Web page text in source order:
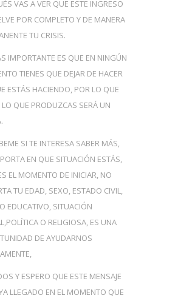
VAS A VER QUE ESTE INGRESO
POR COMPLETO Y DE MANERA
TU CRISIS.
IMPORTANTE ES QUE EN NINGÚN
TIENES QUE DEJAR DE HACER
ESTÁS HACIENDO, POR LO QUE
QUE PRODUZCAS SERÁ UN
SI TE INTERESA SABER MÁS,
EN QUE SITUACIÓN ESTÁS,
EL MOMENTO DE INICIAR, NO
TU EDAD, SEXO, ESTADO CIVIL,
EDUCATIVO, SITUACIÓN
O RELIGIOSA, ES UNA
DE AYUDARNOS
Y ESPERO QUE ESTE MENSAJE
LLEGADO EN EL MOMENTO QUE